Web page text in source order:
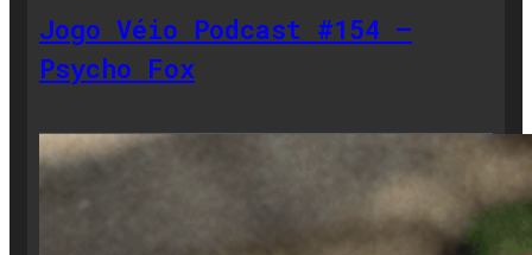
Jogo Véio Podcast #154 –
Psycho Fox